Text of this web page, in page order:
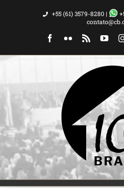
+55 (61) 3579-8280 |
Facebook
FlickrRss